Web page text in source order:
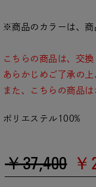
※商品のカラーは、商
こちらの商品は、交
あらかじめご了承の
また、こちらの商品
ポリエステル100%
￥37,400 ￥